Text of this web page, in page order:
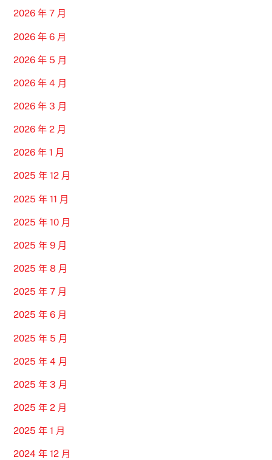
2026 年 7 月
2026 年 6 月
2026 年 5 月
2026 年 4 月
2026 年 3 月
2026 年 2 月
2026 年 1 月
2025 年 12 月
2025 年 11 月
2025 年 10 月
2025 年 9 月
2025 年 8 月
2025 年 7 月
2025 年 6 月
2025 年 5 月
2025 年 4 月
2025 年 3 月
2025 年 2 月
2025 年 1 月
2024 年 12 月